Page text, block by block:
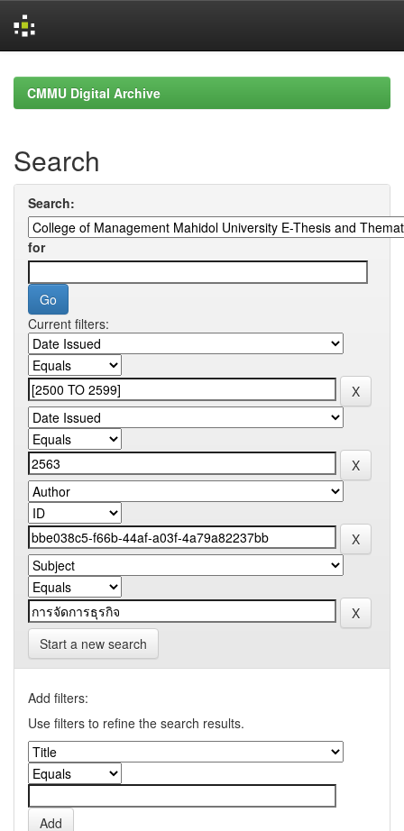
navigationCMMU Digital Archive
Search
Search:
for
Current filters:
Start a new search
Add filters:
Use filters to refine the search results.